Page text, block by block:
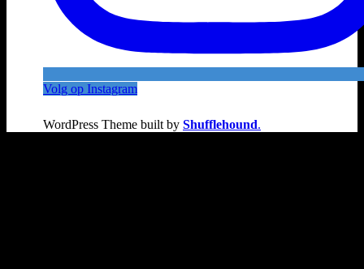
Volg op Instagram
WordPress Theme built by Shufflehound.